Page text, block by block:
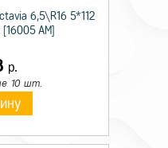
6,5\R16 5*112
AM]
р.
10 шт.